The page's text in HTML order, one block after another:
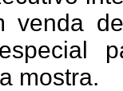
venda
mostra.